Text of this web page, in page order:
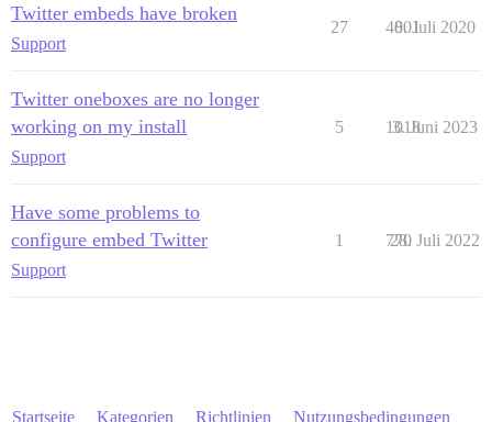
Twitter embeds have broken
Support
27 4001
8. Juli 2020
Twitter oneboxes are no longer
working on my install
Support
5 1018
3. Juni 2023
Have some problems to
configure embed Twitter
Support
1 770
28. Juli 2022
Startseite Kategorien Richtlinien Nutzungsbedingungen